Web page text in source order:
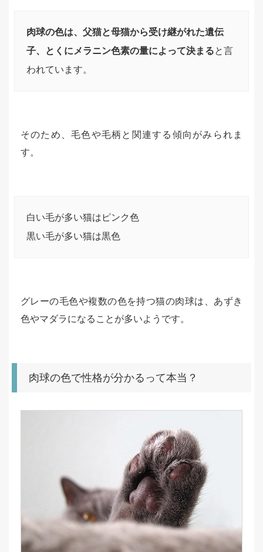
肉球の色は、父猫と母猫から受け継がれた遺伝
子、とくにメラニン色素の量によって決まると言
われています。
そのため、毛色や毛柄と関連する傾向がみられま
す。
白い毛が多い猫はピンク色
黒い毛が多い猫は黒色
グレーの毛色や複数の色を持つ猫の肉球は、あずき
色やマダラになることが多いようです。
肉球の色で性格が分かるって本当？